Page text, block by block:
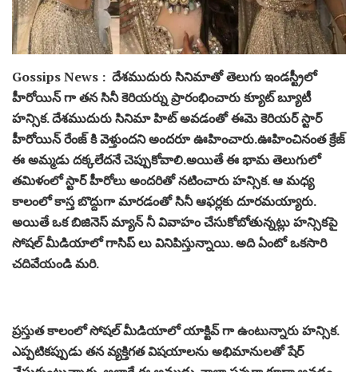
Gossips News : దేశముదురు సినిమాతో తెలుగు ఇండస్ట్రీలో
హీరోయిన్ గా తన సినీ కెరియర్ను ప్రారంభించారు క్యూట్ బ్యూటీ
హన్సిక. దేశముదురు సినిమా హిట్ అవడంతో ఈమె కెరియర్ స్టార్
హీరోయిన్ రేంజ్ కి వెళ్తుందని అందరూ ఊహించారు.ఊహించినంత క్రేజ్
ఈ అమ్మడు దక్కలేదనే చెప్పుకోవాలి.అయితే ఈ భామ తెలుగులో
తమిళంలో స్టార్ హీరోలు అందరితో నటించారు హన్సిక. ఆ మధ్య
కాలంలో కాస్త బొద్దుగా మారడంతో సినీ ఆఫర్లకు దూరమయ్యారు.
అయితే ఒక బిజినెస్ మ్యాన్ నీ వివాహం చేసుకోబోతున్నట్లు హన్సికపై
సోషల్ మీడియాలో గాసిప్ లు వినిపిస్తున్నాయి. అది ఏంటో ఒకసారి
చదివేయండి మరి.
ప్రస్తుత కాలంలో సోషల్ మీడియాలో యాక్టివ్ గా ఉంటున్నారు హన్సిక.
ఎప్పటికప్పుడు తన వ్యక్తిగత విషయాలను అభిమానులతో షేర్